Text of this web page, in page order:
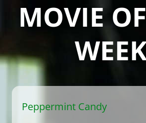
MOVIE
Peppermint Candy